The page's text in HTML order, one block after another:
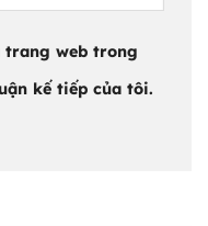
trang web trong
kế tiếp của tôi.